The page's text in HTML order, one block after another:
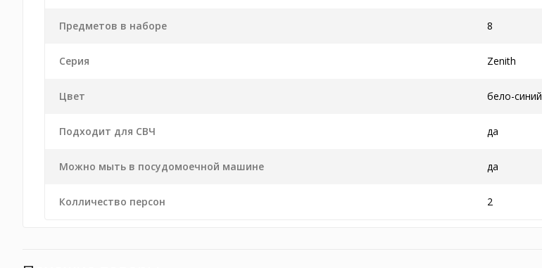
Предметов в наборе 8
Серия Zenith
Цвет бело-синий
Подходит для СВЧ да
Можно мыть в посудомоечной машине да
Колличество персон 2